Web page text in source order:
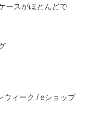
ースがほとんどで
ウィーク / eショップ